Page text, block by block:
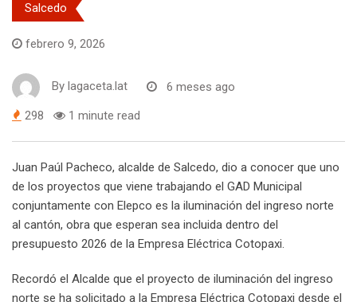
Salcedo
febrero 9, 2026
By lagaceta.lat 6 meses ago
298 1 minute read
Juan Paúl Pacheco, alcalde de Salcedo, dio a conocer que uno
de los proyectos que viene trabajando el GAD Municipal
conjuntamente con Elepco es la iluminación del ingreso norte
al cantón, obra que esperan sea incluida dentro del
presupuesto 2026 de la Empresa Eléctrica Cotopaxi.
Recordó el Alcalde que el proyecto de iluminación del ingreso
norte se ha solicitado a la Empresa Eléctrica Cotopaxi desde el